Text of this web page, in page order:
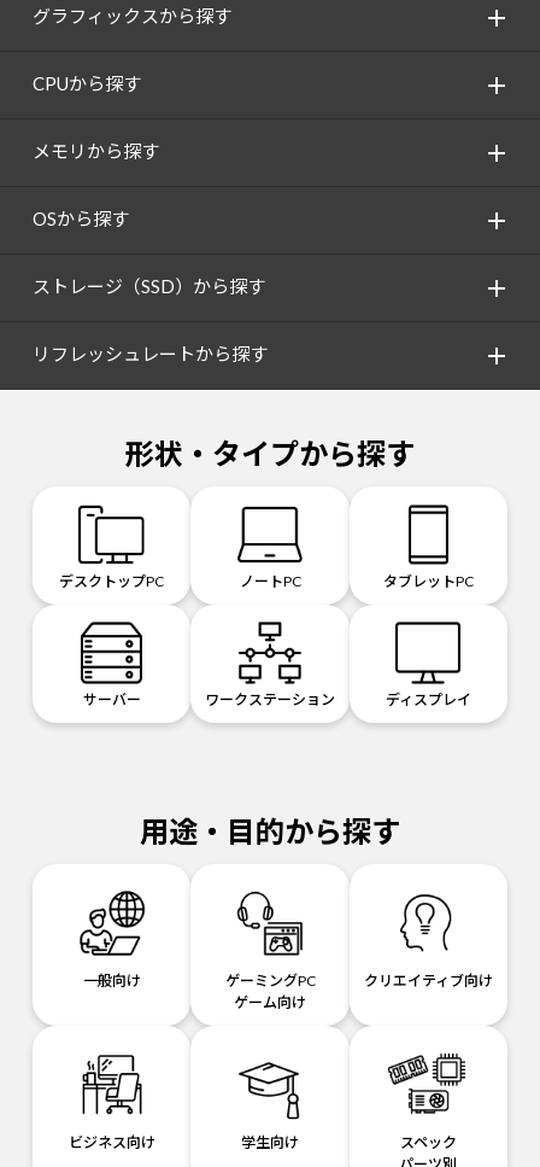
グラフィックスから探す
CPUから探す
メモリから探す
OSから探す
ストレージ（SSD）から探す
リフレッシュレートから探す
形状・タイプから探す
デスクトップPC ノートPC タブレットPC
サーバー ワークステーション ディスプレイ
用途・目的から探す
一般向け
ゲーミングPC
ゲーム向け
クリエイティブ向け
ビジネス向け 学生向け
スペック